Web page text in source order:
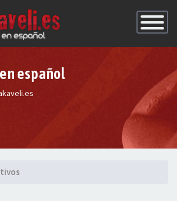
de
español